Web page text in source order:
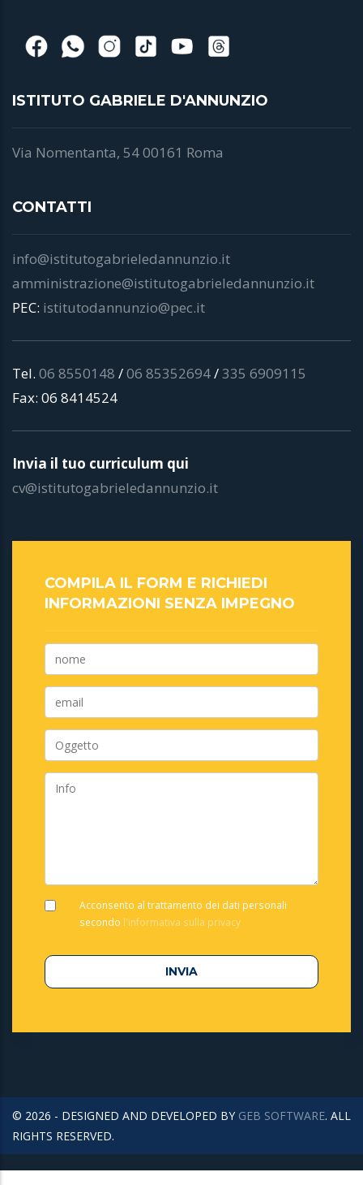
ISTITUTO GABRIELE D'ANNUNZIO
Via Nomentanta, 54 00161 Roma
CONTATTI
info@istitutogabrieledannunzio.it
amministrazione@istitutogabrieledannunzio.it
PEC: istitutodannunzio@pec.it
Tel. 06 8550148 /06 85352694/335 6909115
Fax: 06 8414524
Invia il tuo curriculum qui
cv@istitutogabrieledannunzio.it
COMPILA IL FORM E RICHIEDI
INFORMAZIONI SENZA IMPEGNO
Acconsento al trattamento dei dati personali
secondo l'informativa sulla privacy
© 2026 - DESIGNED AND DEVELOPED BY GEB SOFTWARE. ALL
RIGHTS RESERVED.